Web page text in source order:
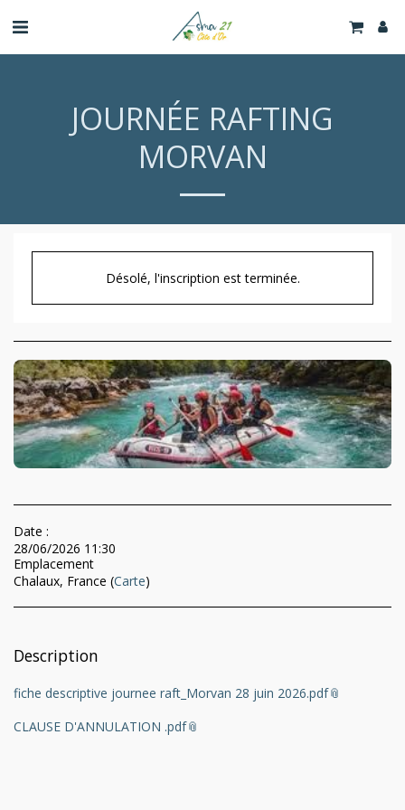
JOURNÉE RAFTING
MORVAN
Désolé, l'inscription est terminée.
Date :
28/06/2026 11:30
Emplacement
Chalaux, France (Carte)
Description
fiche descriptive journee raft_Morvan 28 juin 2026.pdf
CLAUSE D'ANNULATION .pdf